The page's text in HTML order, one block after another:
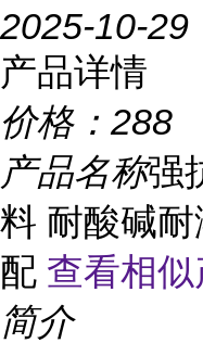
2025-10-29
产品详情
价格： 288
产品名称强
料 耐酸碱
配 查看相
简介